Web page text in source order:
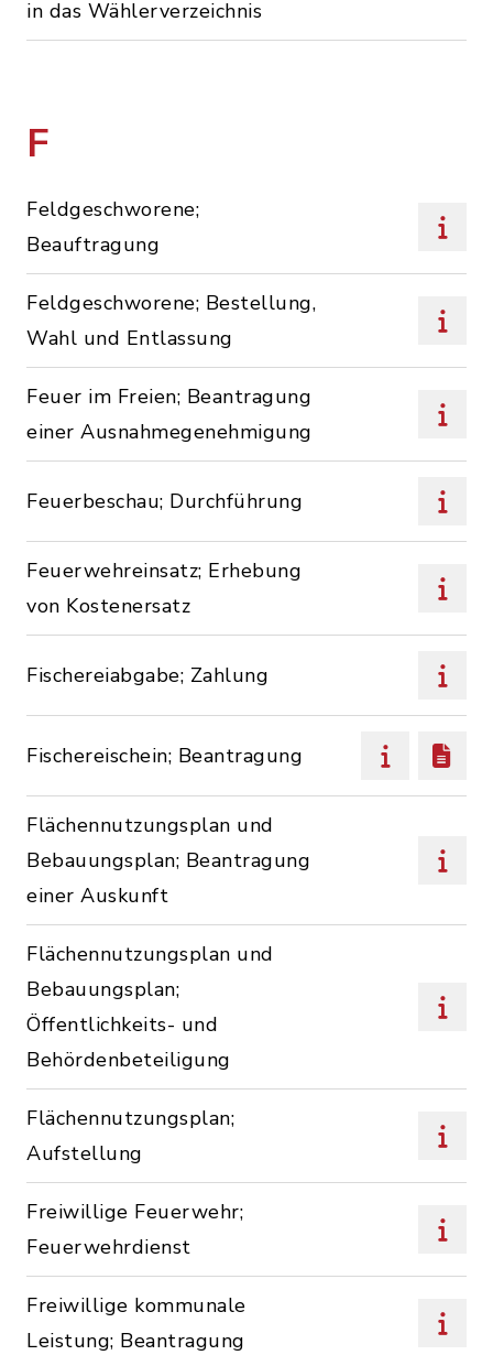
in das Wählerverzeichnis
F
Feldgeschworene;
Beauftragung
Feldgeschworene; Bestellung,
Wahl und Entlassung
Feuer im Freien; Beantragung
einer Ausnahmegenehmigung
Feuerbeschau; Durchführung
Feuerwehreinsatz; Erhebung
von Kostenersatz
Fischereiabgabe; Zahlung
Fischereischein; Beantragung
Flächennutzungsplan und
Bebauungsplan; Beantragung
einer Auskunft
Flächennutzungsplan und
Bebauungsplan;
Öffentlichkeits- und
Behördenbeteiligung
Flächennutzungsplan;
Aufstellung
Freiwillige Feuerwehr;
Feuerwehrdienst
Freiwillige kommunale
Leistung; Beantragung